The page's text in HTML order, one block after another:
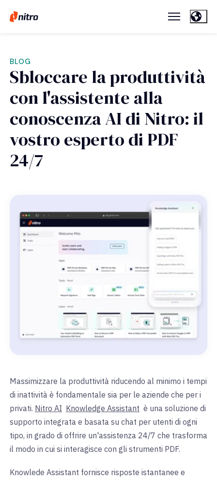
BLOG
Sbloccare la produttività
con l'assistente alla
conoscenza AI di Nitro: il
vostro esperto di PDF
24/7
Massimizzare la produttività riducendo al minimo i tempi
di inattività è fondamentale sia per le aziende che per i
privati. Nitro AI Knowledge Assistant è una soluzione di
supporto integrata e basata su chat per utenti di ogni
tipo, in grado di offrire un'assistenza 24/7 che trasforma
il modo in cui si interagisce con gli strumenti PDF.
Knowlede Assistant fornisce risposte istantanee e